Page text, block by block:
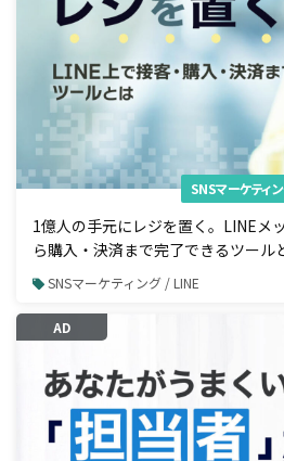
SNSマーケティ
1億人の手元にレジを置く。LINEメ
ら購入・決済まで完了できるツール
SNSマーケティング / LINE
AD